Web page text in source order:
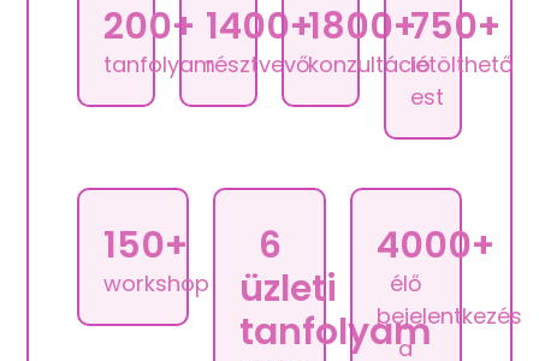
200+
tanfolyam
1400+
résztvevő
1800+
konzultáció
750+
letölthető
est
150+
workshop
6
üzleti
tanfolyam
4000+
élő
bejelentkezés
a